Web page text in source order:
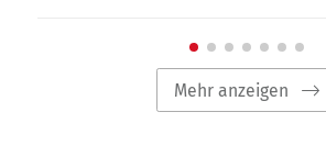
Mehr anzeigen